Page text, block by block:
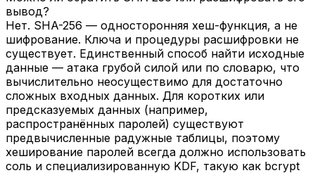
вывод?
Нет. SHA-256 — односторонняя хеш-функция, а не
шифрование. Ключа и процедуры расшифровки не
существует. Единственный способ найти исходные
данные — атака грубой силой или по словарю, что
вычислительно неосуществимо для достаточно
сложных входных данных. Для коротких или
предсказуемых данных (например,
распространённых паролей) существуют
предвычисленные радужные таблицы, поэтому
хеширование паролей всегда должно использовать
соль и специализированную KDF, такую как bcrypt